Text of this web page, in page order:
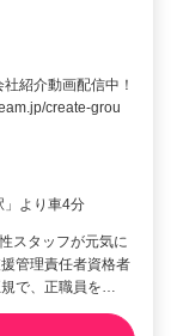
紹介動画配信中！
create-grou
」より車4分
スタッフが元気に
管理責任者資格者
で、正職員を…